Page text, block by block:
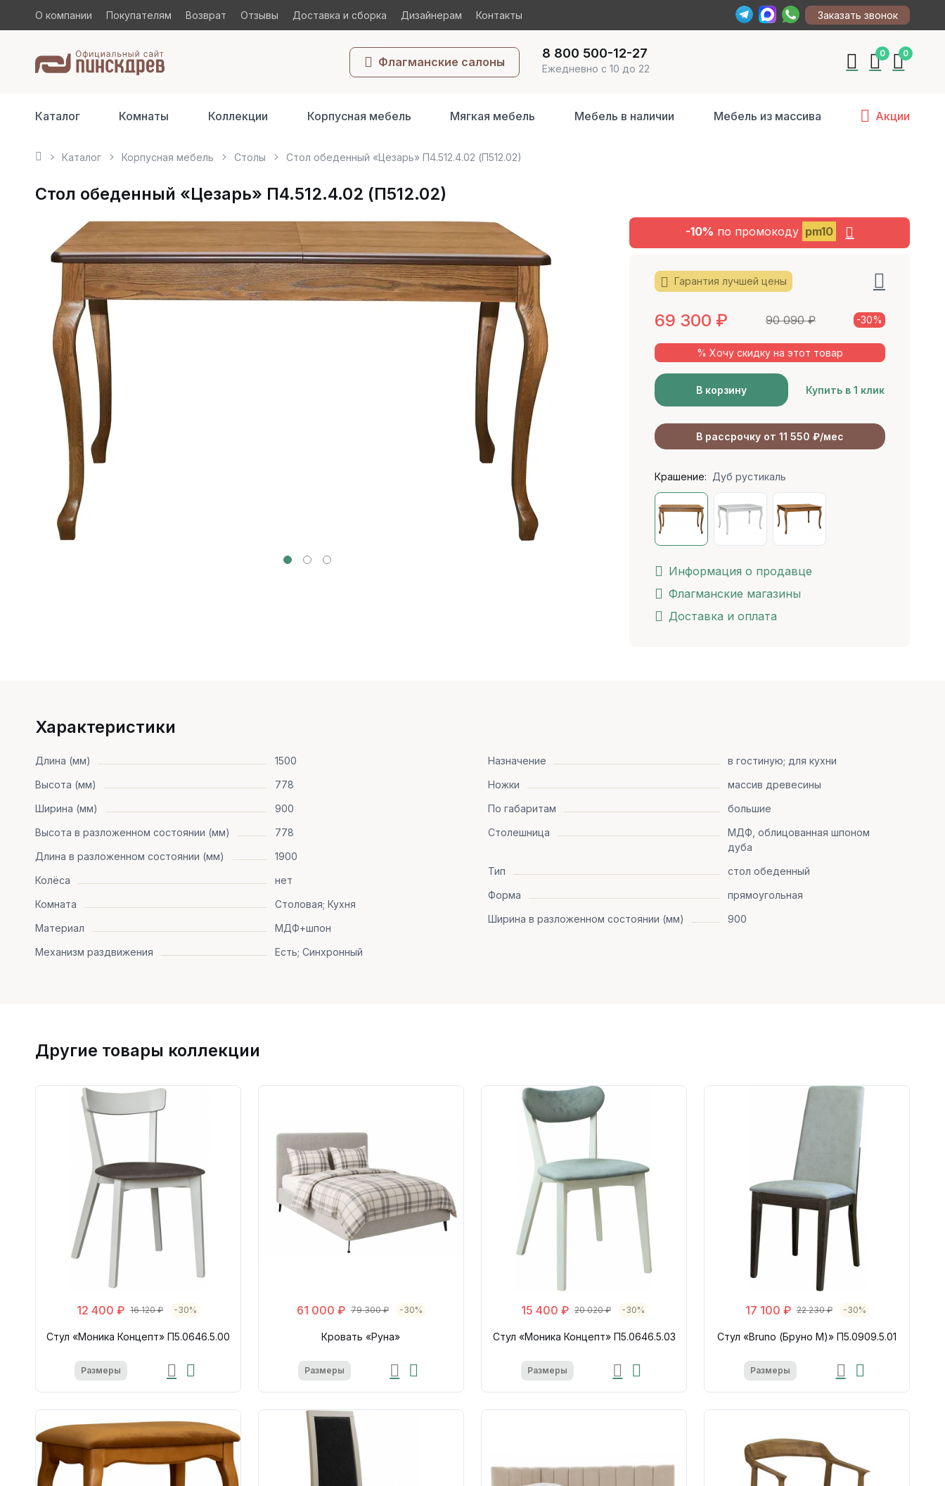
О компании Покупателям Возврат Отзывы Доставка и сборка Дизайнерам Контакты Заказать звонок
Флагманские салоны
8 800 500-12-27
Ежедневно с 10 до 22
0 0
Каталог Комнаты Коллекции Корпусная мебель Мягкая мебель Мебель в наличии Мебель из массива Акции
Каталог Корпусная мебель Столы Стол обеденный «Цезарь» П4.512.4.02 (П512.02)
Стол обеденный «Цезарь» П4.512.4.02 (П512.02)
-10% по промокоду pm10
Гарантия лучшей цены
69 300 ₽ 90 090₽ -30%
% Хочу скидку на этот товар
В корзину Купить в 1 клик
В рассрочку от 11 550 ₽/мес
Крашение: Дуб рустикаль
Информация о продавце
Флагманские магазины
Доставка и оплата
Характеристики
Длина (мм)
1500
Высота (мм)
778
Ширина (мм)
900
Высота в разложенном состоянии (мм)
778
Длина в разложенном состоянии (мм)
1900
Колёса
нет
Комната
Столовая; Кухня
Материал
МДФ+шпон
Механизм раздвижения
Есть; Синхронный
Назначение
в гостиную; для кухни
Ножки
массив древесины
По габаритам
большие
Столешница
МДФ, облицованная шпоном
дуба
Тип
стол обеденный
Форма
прямоугольная
Ширина в разложенном состоянии (мм)
900
Другие товары коллекции
12 400 ₽ 16 120 ₽ -30%
Стул «Моника Концепт» П5.0646.5.00
Размеры
61 000 ₽ 79 300 ₽ -30%
Кровать «Руна»
Размеры
15 400 ₽ 20 020 ₽ -30%
Стул «Моника Концепт» П5.0646.5.03
Размеры
17 100 ₽ 22 230 ₽ -30%
Стул «Bruno (Бруно М)» П5.0909.5.01
Размеры